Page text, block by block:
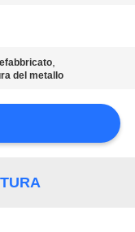
,
del metallo